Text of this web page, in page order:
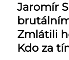
Jaromír
Zmlátili
Kdo za